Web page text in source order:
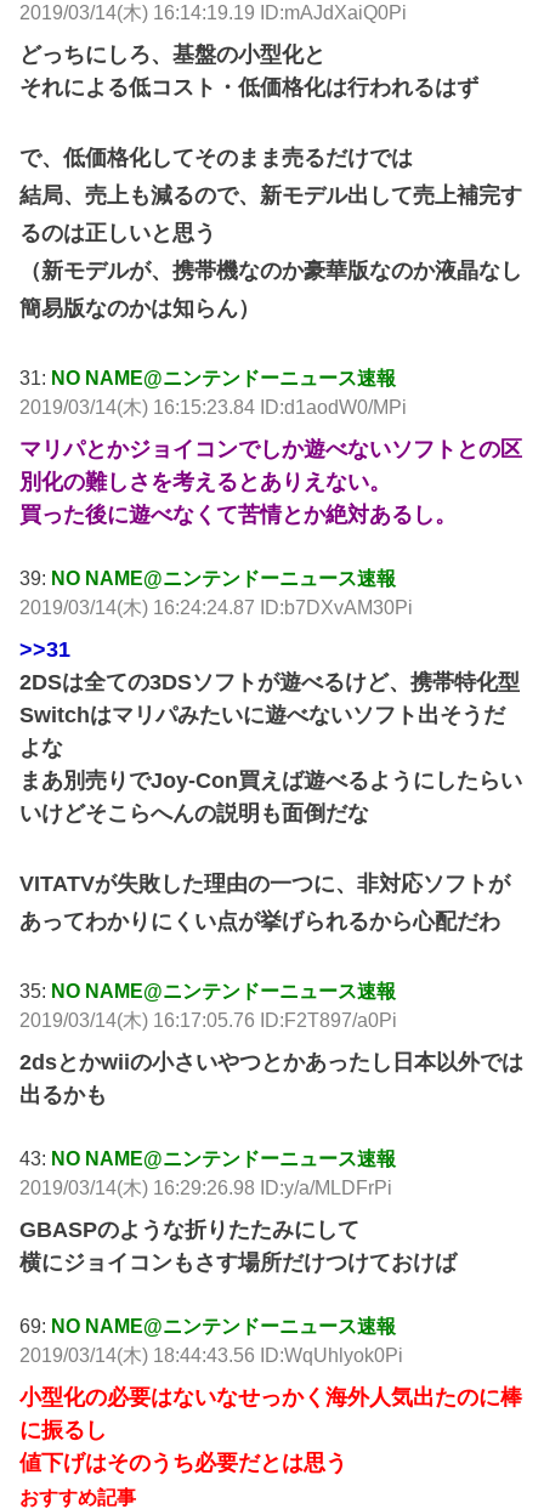
2019/03/14(木) 16:14:19.19 ID:mAJdXaiQ0Pi
どっちにしろ、基盤の小型化と
それによる低コスト・低価格化は行われるはず
で、低価格化してそのまま売るだけでは
結局、売上も減るので、新モデル出して売上補完す
るのは正しいと思う
（新モデルが、携帯機なのか豪華版なのか液晶なし
簡易版なのかは知らん）
31: NO NAME@ニンテンドーニュース速報
2019/03/14(木) 16:15:23.84 ID:d1aodW0/MPi
マリパとかジョイコンでしか遊べないソフトとの区
別化の難しさを考えるとありえない。
買った後に遊べなくて苦情とか絶対あるし。
39: NO NAME@ニンテンドーニュース速報
2019/03/14(木) 16:24:24.87 ID:b7DXvAM30Pi
>>31
2DSは全ての3DSソフトが遊べるけど、携帯特化型
Switchはマリパみたいに遊べないソフト出そうだ
よな
まあ別売りでJoy-Con買えば遊べるようにしたらい
いけどそこらへんの説明も面倒だな
VITATVが失敗した理由の一つに、非対応ソフトが
あってわかりにくい点が挙げられるから心配だわ
35: NO NAME@ニンテンドーニュース速報
2019/03/14(木) 16:17:05.76 ID:F2T897/a0Pi
2dsとかwiiの小さいやつとかあったし日本以外では
出るかも
43: NO NAME@ニンテンドーニュース速報
2019/03/14(木) 16:29:26.98 ID:y/a/MLDFrPi
GBASPのような折りたたみにして
横にジョイコンもさす場所だけつけておけば
69: NO NAME@ニンテンドーニュース速報
2019/03/14(木) 18:44:43.56 ID:WqUhlyok0Pi
小型化の必要はないなせっかく海外人気出たのに棒
に振るし
値下げはそのうち必要だとは思う
おすすめ記事